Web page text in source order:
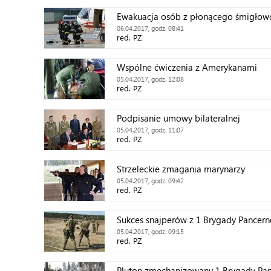
Ewakuacja osób z płonącego
06.04.2017, godz. 08:41
red. PZ
Wspólne ćwiczenia z Amerykanami
05.04.2017, godz. 12:08
red. PZ
Podpisanie umowy bilateralnej
05.04.2017, godz. 11:07
red. PZ
Strzeleckie zmagania marynarzy
05.04.2017, godz. 09:42
red. PZ
Sukces snajperów z 1 Brygady
05.04.2017, godz. 09:15
red. PZ